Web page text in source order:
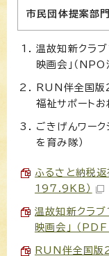
市民団体提案部門
温故知新クラ
映画会」（NPO
RUN伴全国版
福祉サポートお
ごきげんワー
を育み隊）
ふるさと納税
197.9KB）
温故知新クラ
映画会」 （
RUN伴全国版